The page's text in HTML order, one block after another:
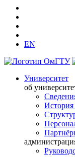
EN
Университет
об
История